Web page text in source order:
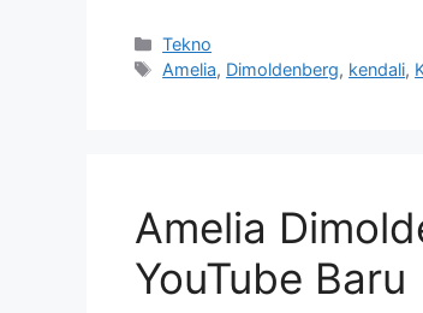
Kategori
Tekno
Tag
Amelia, Dimoldenberg, kendali,
Amelia
YouTube Baru